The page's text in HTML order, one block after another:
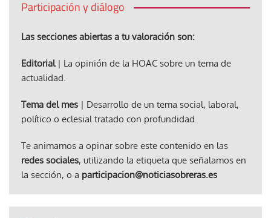
Participación y diálogo
Las secciones abiertas a tu valoración son:
Editorial| La opinión de la HOAC sobre un tema de
actualidad.
Tema del mes | Desarrollo de un tema social, laboral,
político o eclesial tratado con profundidad.
Te animamos a opinar sobre este contenido en las
redes sociales, utilizando la etiqueta que señalamos en
la sección, o a participacion@noticiasobreras.es